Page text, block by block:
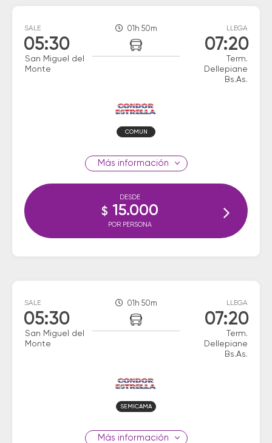
SALE
05:30
San Miguel del
Monte
01h 50m LLEGA
07:20
Term.
Dellepiane
Bs.As.
COMUN
información
DESDE
$ 15.000
POR PERSONA
SALE
05:30
San Miguel del
Monte
01h 50m LLEGA
07:20
Term.
Dellepiane
Bs.As.
SEMICAMA
información